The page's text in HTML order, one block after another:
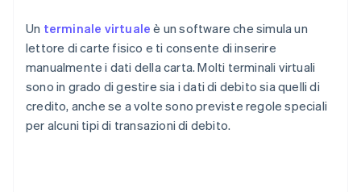
Un terminale virtuale è un software che simula un
lettore di carte fisico e ti consente di inserire
manualmente i dati della carta. Molti terminali virtuali
sono in grado di gestire sia i dati di debito sia quelli di
credito, anche se a volte sono previste regole speciali
per alcuni tipi di transazioni di debito.